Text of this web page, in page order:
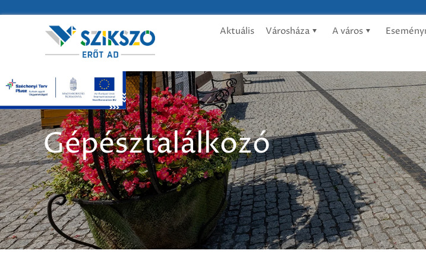
Aktuális Városháza A város
Gépésztalálkozó